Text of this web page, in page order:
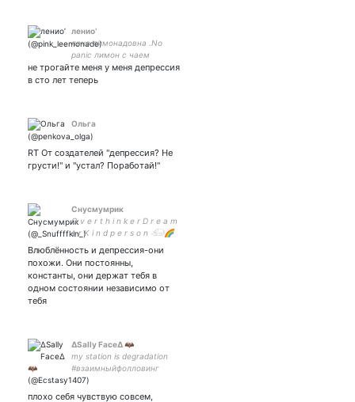
ленио’
лена лимонадовна .No
panic лимон с чаем
не трогайте меня у меня депрессия
в сто лет теперь
Ольга
RT От создателей "депрессия? Не
грусти!" и "устал? Поработай!"
Снусмумрик
O v e r t h i n k e r D r e a m
e r K i n d p e r s o n 𓃰🌈
Влюблëнность и депрессия-они
похожи. Они постоянны,
константы, они держат тебя в
одном состоянии независимо от
тебя
ΔSally FaceΔ 🦇
my station is degradation
#взаимныйфолловинг
плохо себя чувствую совсем,